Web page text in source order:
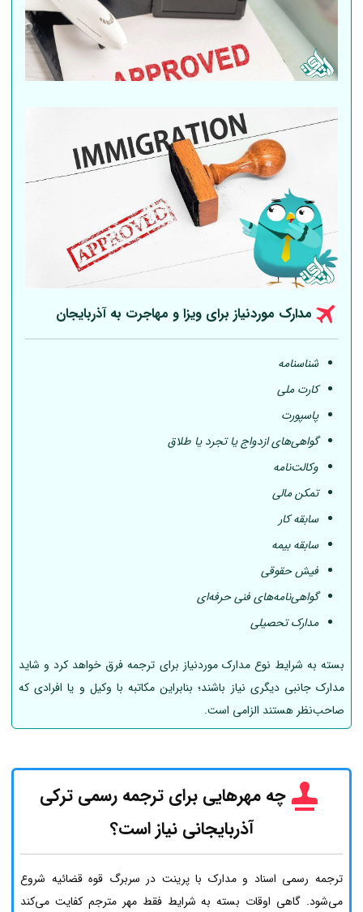
مدارک موردنیاز برای ویزا و مهاجرت به آذربایجان
شناسنامه
کارت ملی
پاسپورت
گواهی‌های ازدواج یا تجرد یا طلاق
وکالت‌نامه
تمکن مالی
سابقه کار
سابقه بیمه
فیش حقوقی
گواهی‌نامه‌های فنی حرفه‌ای
مدارک تحصیلی
بسته به شرایط نوع مدارک موردنیاز برای ترجمه فرق خواهد کرد و شاید
مدارک جانبی دیگری نیاز باشند؛ بنابراین مکاتبه با وکیل و یا افرادی که
صاحب‌نظر هستند الزامی است.
چه مهرهایی برای ترجمه رسمی ترکی
آذربایجانی نیاز است؟
ترجمه رسمی اسناد و مدارک با پرینت در سربرگ قوه قضائیه شروع
می‌شود. گاهی اوقات بسته به شرایط فقط مهر مترجم کفایت می‌کند